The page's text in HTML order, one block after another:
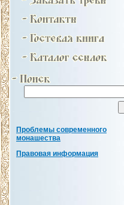
Проблемы современного
монашества
Правовая информация